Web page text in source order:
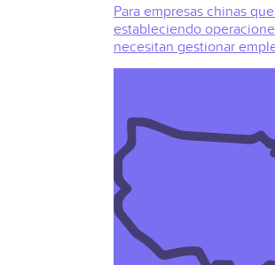
Para empresas chinas
estableciendo
necesitan gestionar